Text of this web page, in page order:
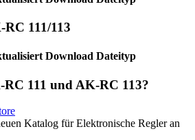
111/113
Download Dateityp
RC 111 und AK-RC 113?
Katalog für Elektronische Regler an